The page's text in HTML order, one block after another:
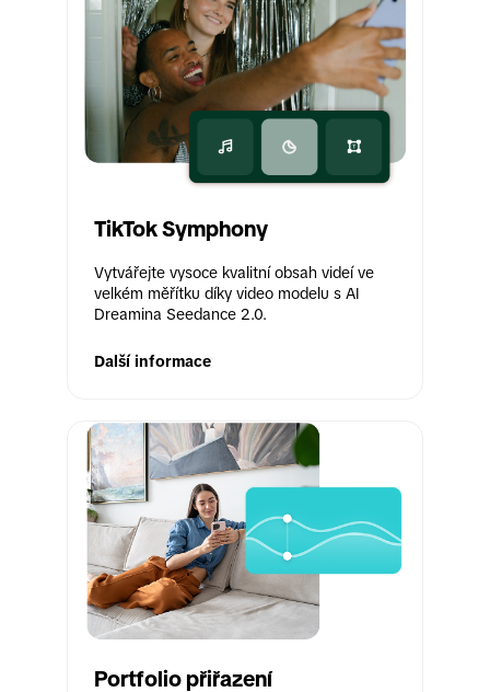
TikTok Symphony
Vytvářejte vysoce kvalitní obsah videí ve
velkém měřítku díky video modelu s AI
Dreamina Seedance 2.0.
Další informace
Portfolio přiřazení